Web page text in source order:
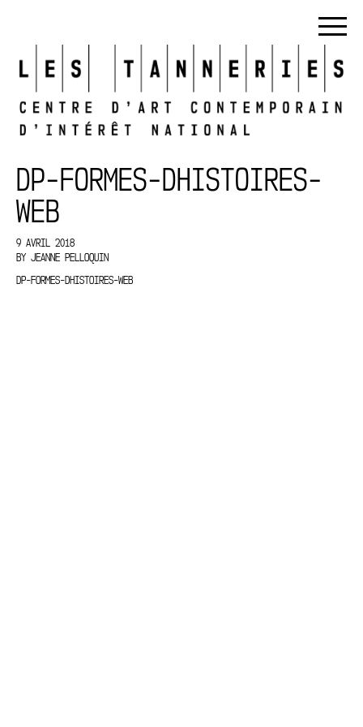
DP-FORMES-DHISTOIRES-
WEB
9 AVRIL 2018
BY JEANNE PELLOQUIN
DP-FORMES-DHISTOIRES-WEB